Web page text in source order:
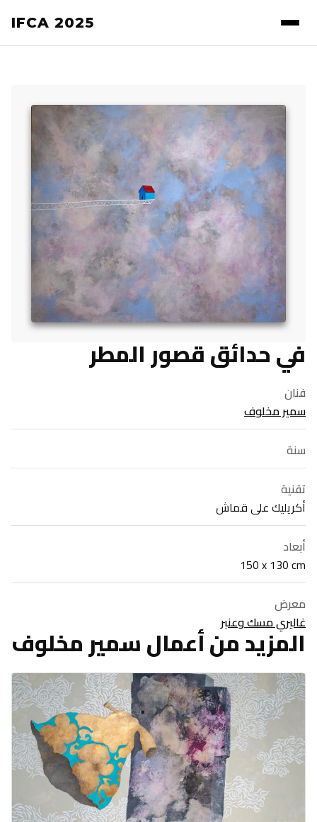
IFCA 2025
في حدائق قصور المطر
فنان
سمير مخلوف
سنة
تقنية
أكريليك على قماش
أبعاد
150 x 130 cm
معرض
غاليري مسك وعنبر
المزيد من أعمال سمير مخلوف